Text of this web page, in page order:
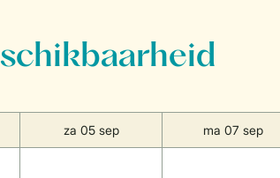
za 05 sep ma 07 sep